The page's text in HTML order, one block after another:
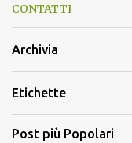
CONTATTI
Archivia
Etichette
Post più Popolari